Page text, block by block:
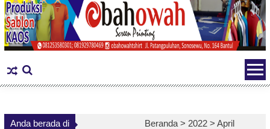
Anda berada di Beranda > 2022 >April